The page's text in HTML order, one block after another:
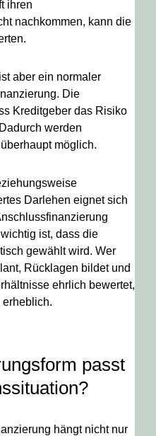
ihren
nachkommen, kann die
aber ein normaler
Die
Kreditgeber das Risiko
werden
möglich.
Darlehen eignet sich
ist, dass die
gewählt wird. Wer
Rücklagen bildet und
ehrlich bewertet,
passt
hängt nicht nur